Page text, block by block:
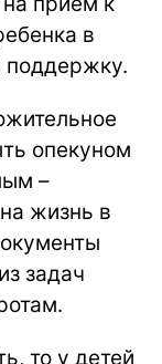
в
поддержку.
опекуном
–
жизнь в
задач
то у детей